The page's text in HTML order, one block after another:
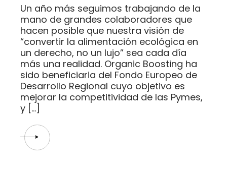
Un año más seguimos trabajando de la
mano de grandes colaboradores que
hacen posible que nuestra visión de
“convertir la alimentación ecológica en
un derecho, no un lujo” sea cada día
más una realidad. Organic Boosting ha
sido beneficiaria del Fondo Europeo de
Desarrollo Regional cuyo objetivo es
mejorar la competitividad de las Pymes,
y […]